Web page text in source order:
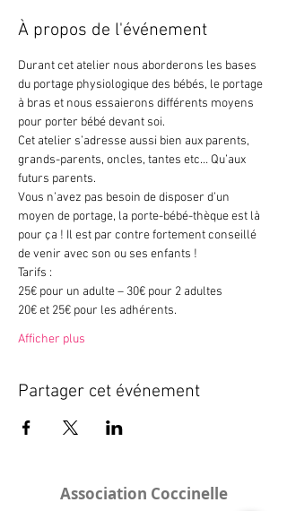
À propos de l'événement
Durant cet atelier nous aborderons les bases
du portage physiologique des bébés, le portage
à bras et nous essaierons différents moyens
pour porter bébé devant soi.
Cet atelier s’adresse aussi bien aux parents,
grands-parents, oncles, tantes etc… Qu’aux
futurs parents.
Vous n’avez pas besoin de disposer d’un
moyen de portage, la porte-bébé-thèque est là
pour ça ! Il est par contre fortement conseillé
de venir avec son ou ses enfants !
Tarifs :
25€ pour un adulte – 30€ pour 2 adultes
20€ et 25€ pour les adhérents.
Afficher plus
Partager cet événement
Association Coccinelle